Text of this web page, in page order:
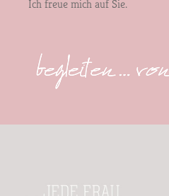
Ich freue mich auf Sie.